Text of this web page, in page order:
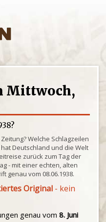
Mittwoch,
Welche Schlagzeilen
Deutschland und die Welt
zurück zum Tag der
- mit einer echten, alten
genau vom 08.06.1938.
Original - kein
genau vom 8. Juni